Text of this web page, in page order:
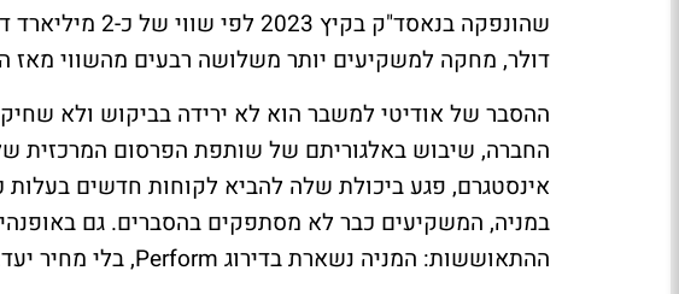
דולר, מחקה למשקיעים יותר משלושה רבעים מהשווי מאז
ההסבר של אודיטי למשבר הוא לא ירידה בביקוש ולא
החברה, שיבוש באלגוריתם של שותפת הפרסום המרכזית
אינסטגרם, פגע ביכולת שלה להביא לקוחות חדשים בעלות
במניה, המשקיעים כבר לא מסתפקים בהסברים. גם
ההתאוששות: המניה נשארת בדירוג Perform, בלי מחיר יעד.